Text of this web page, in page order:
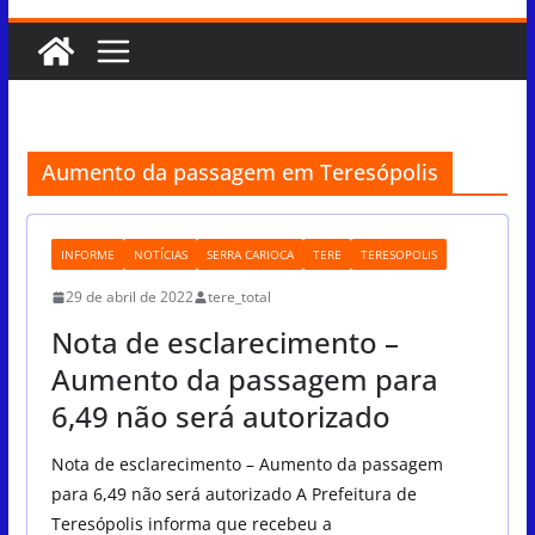
Aumento da passagem em Teresópolis
INFORME NOTÍCIAS SERRA CARIOCA TERE TERESOPOLIS
29 de abril de 2022 tere_total
Nota de esclarecimento –
Aumento da passagem para
6,49 não será autorizado
Nota de esclarecimento – Aumento da passagem
para 6,49 não será autorizado A Prefeitura de
Teresópolis informa que recebeu a